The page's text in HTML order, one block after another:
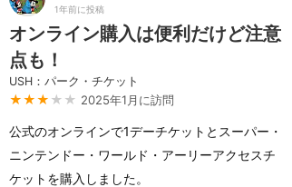
1年前に投稿
オンライン購入は便利だけど注意
点も！
USH：パーク・チケット
★★★ ★★ 2025年1月に訪問
公式のオンラインで1デーチケットとスーパー・
ニンテンドー・ワールド・アーリーアクセスチ
ケットを購入しました。